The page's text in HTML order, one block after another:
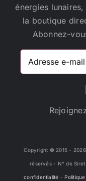
énergies
la boutique
Abonnez-
Adresse
Copyright © 2015 - 2026
réservés - N° de Siret
confidentialité -